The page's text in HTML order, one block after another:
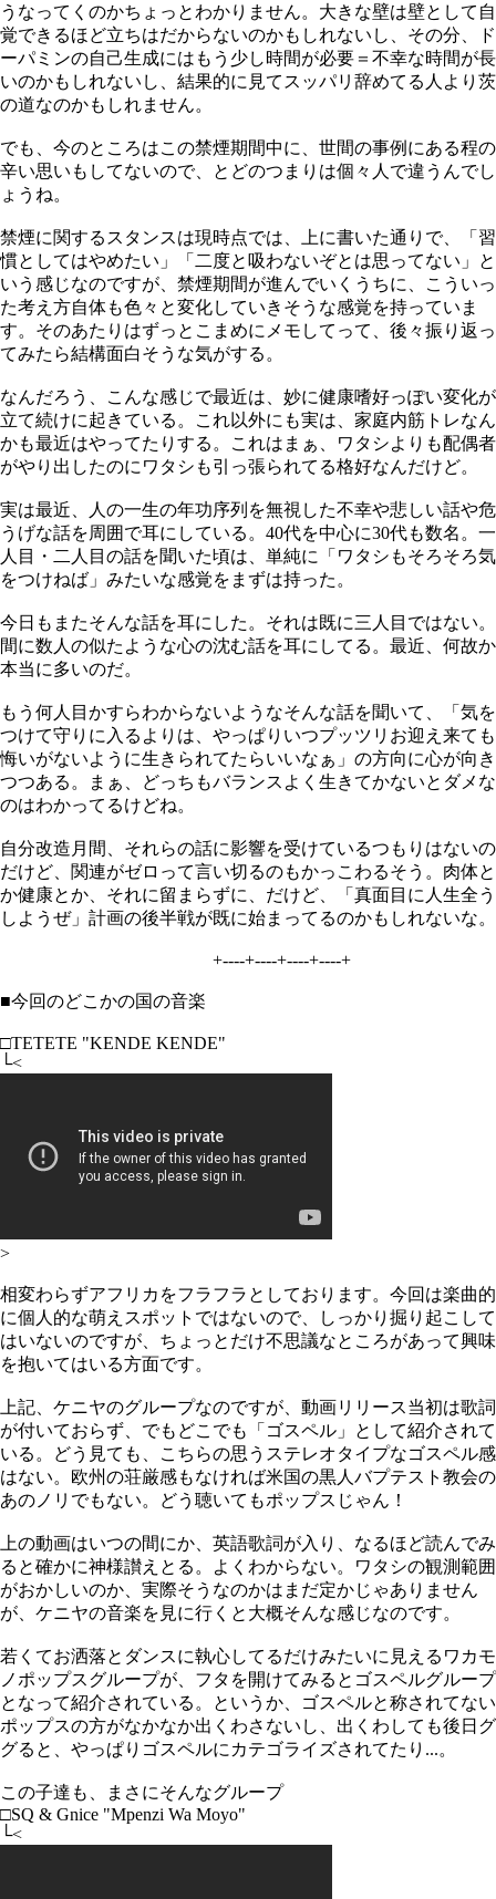
うなってくのかちょっとわかりません。大きな壁は壁として自
覚できるほど立ちはだからないのかもしれないし、その分、ド
ーパミンの自己生成にはもう少し時間が必要＝不幸な時間が長
いのかもしれないし、結果的に見てスッパリ辞めてる人より茨
の道なのかもしれません。
でも、今のところはこの禁煙期間中に、世間の事例にある程の
辛い思いもしてないので、とどのつまりは個々人で違うんでし
ょうね。
禁煙に関するスタンスは現時点では、上に書いた通りで、「習
慣としてはやめたい」「二度と吸わないぞとは思ってない」と
いう感じなのですが、禁煙期間が進んでいくうちに、こういっ
た考え方自体も色々と変化していきそうな感覚を持っていま
す。そのあたりはずっとこまめにメモしてって、後々振り返っ
てみたら結構面白そうな気がする。
なんだろう、こんな感じで最近は、妙に健康嗜好っぽい変化が
立て続けに起きている。これ以外にも実は、家庭内筋トレなん
かも最近はやってたりする。これはまぁ、ワタシよりも配偶者
がやり出したのにワタシも引っ張られてる格好なんだけど。
実は最近、人の一生の年功序列を無視した不幸や悲しい話や危
うげな話を周囲で耳にしている。40代を中心に30代も数名。一
人目・二人目の話を聞いた頃は、単純に「ワタシもそろそろ気
をつけねば」みたいな感覚をまずは持った。
今日もまたそんな話を耳にした。それは既に三人目ではない。
間に数人の似たような心の沈む話を耳にしてる。最近、何故か
本当に多いのだ。
もう何人目かすらわからないようなそんな話を聞いて、「気を
つけて守りに入るよりは、やっぱりいつプッツリお迎え来ても
悔いがないように生きられてたらいいなぁ」の方向に心が向き
つつある。まぁ、どっちもバランスよく生きてかないとダメな
のはわかってるけどね。
自分改造月間、それらの話に影響を受けているつもりはないの
だけど、関連がゼロって言い切るのもかっこわるそう。肉体と
か健康とか、それに留まらずに、だけど、「真面目に人生全う
しようぜ」計画の後半戦が既に始まってるのかもしれないな。
+----+----+----+----+
■今回のどこかの国の音楽
□TETETE "KENDE KENDE"
└<
>
相変わらずアフリカをフラフラとしております。今回は楽曲的
に個人的な萌えスポットではないので、しっかり掘り起こして
はいないのですが、ちょっとだけ不思議なところがあって興味
を抱いてはいる方面です。
上記、ケニヤのグループなのですが、動画リリース当初は歌詞
が付いておらず、でもどこでも「ゴスペル」として紹介されて
いる。どう見ても、こちらの思うステレオタイプなゴスペル感
はない。欧州の荘厳感もなければ米国の黒人バプテスト教会の
あのノリでもない。どう聴いてもポップスじゃん！
上の動画はいつの間にか、英語歌詞が入り、なるほど読んでみ
ると確かに神様讃えとる。よくわからない。ワタシの観測範囲
がおかしいのか、実際そうなのかはまだ定かじゃありません
が、ケニヤの音楽を見に行くと大概そんな感じなのです。
若くてお洒落とダンスに執心してるだけみたいに見えるワカモ
ノポップスグループが、フタを開けてみるとゴスペルグループ
となって紹介されている。というか、ゴスペルと称されてない
ポップスの方がなかなか出くわさないし、出くわしても後日グ
グると、やっぱりゴスペルにカテゴライズされてたり...。
この子達も、まさにそんなグループ
□SQ & Gnice "Mpenzi Wa Moyo"
└<